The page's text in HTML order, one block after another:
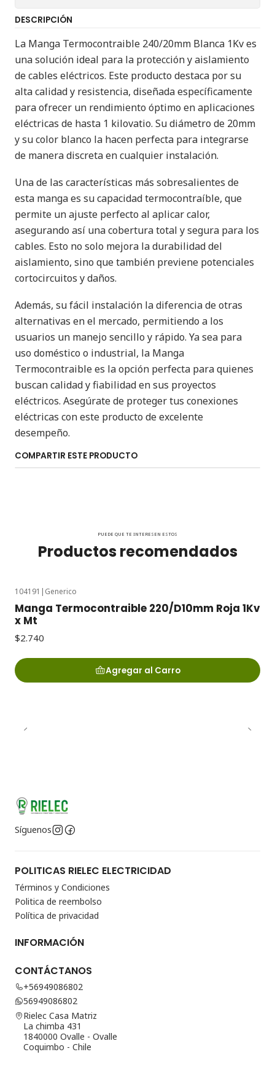
DESCRIPCIÓN
La Manga Termocontraible 240/20mm Blanca 1Kv es
una solución ideal para la protección y aislamiento
de cables eléctricos. Este producto destaca por su
alta calidad y resistencia, diseñada específicamente
para ofrecer un rendimiento óptimo en aplicaciones
eléctricas de hasta 1 kilovatio. Su diámetro de 20mm
y su color blanco la hacen perfecta para integrarse
de manera discreta en cualquier instalación.
Una de las características más sobresalientes de
esta manga es su capacidad termocontraíble, que
permite un ajuste perfecto al aplicar calor,
asegurando así una cobertura total y segura para los
cables. Esto no solo mejora la durabilidad del
aislamiento, sino que también previene potenciales
cortocircuitos y daños.
Además, su fácil instalación la diferencia de otras
alternativas en el mercado, permitiendo a los
usuarios un manejo sencillo y rápido. Ya sea para
uso doméstico o industrial, la Manga
Termocontraible es la opción perfecta para quienes
buscan calidad y fiabilidad en sus proyectos
eléctricos. Asegúrate de proteger tus conexiones
eléctricas con este producto de excelente
desempeño.
COMPARTIR ESTE PRODUCTO
PUEDE QUE TE INTERESEN ESTOS
Productos recomendados
104191 | Generico
Manga Termocontraible 220/D10mm Roja 1Kv
x Mt
$2.740
Agregar al Carro
Síguenos
POLITICAS RIELEC ELECTRICIDAD
Términos y Condiciones
Politica de reembolso
Política de privacidad
INFORMACIÓN
CONTÁCTANOS
+56949086802
56949086802
Rielec Casa Matriz
La chimba 431
1840000 Ovalle - Ovalle
Coquimbo - Chile